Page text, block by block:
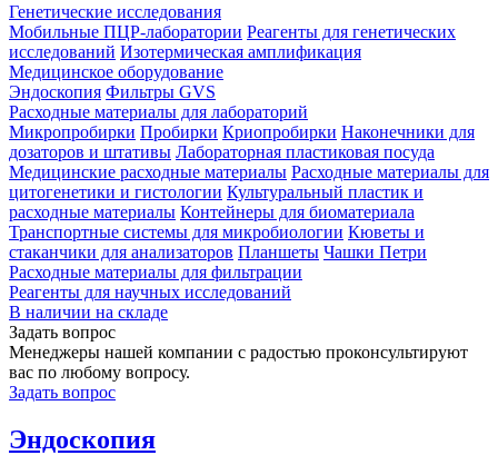
Генетические исследования
Мобильные ПЦР-лаборатории Реагенты для генетических
исследований Изотермическая амплификация
Медицинское оборудование
Эндоскопия Фильтры GVS
Расходные материалы для лабораторий
Микропробирки Пробирки Криопробирки Наконечники для
дозаторов и штативы Лабораторная пластиковая посуда
Медицинские расходные материалы Расходные материалы для
цитогенетики и гистологии Культуральный пластик и
расходные материалы Контейнеры для биоматериала
Транспортные системы для микробиологии Кюветы и
стаканчики для анализаторов Планшеты Чашки Петри
Расходные материалы для фильтрации
Реагенты для научных исследований
В наличии на складе
Задать вопрос
Менеджеры нашей компании с радостью проконсультируют
вас по любому вопросу.
Задать вопрос
Эндоскопия